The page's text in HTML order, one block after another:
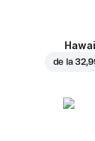
de la